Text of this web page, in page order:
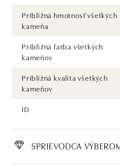
Približná hmotnosť všetkých
kameňa
Približná farba všetkých
kameňov
Približná kvalita všetkých
kameňov
ID
SPRIEVODCA